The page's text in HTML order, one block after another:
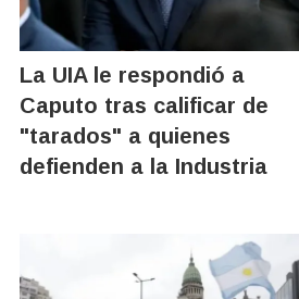
La UIA le respondió a
Caputo tras calificar de
"tarados" a quienes
defienden a la Industria